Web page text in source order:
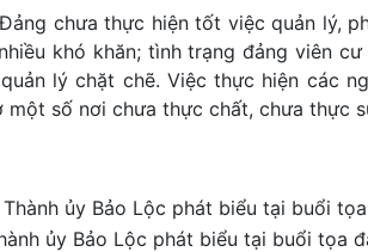
chưa thực hiện tốt việc quản lý,
khó khăn; tình trạng đảng viên
lý chặt chẽ. Việc thực hiện các
số nơi chưa thực chất, chưa thực
ủy Bảo Lộc phát biểu tại buổi tọa